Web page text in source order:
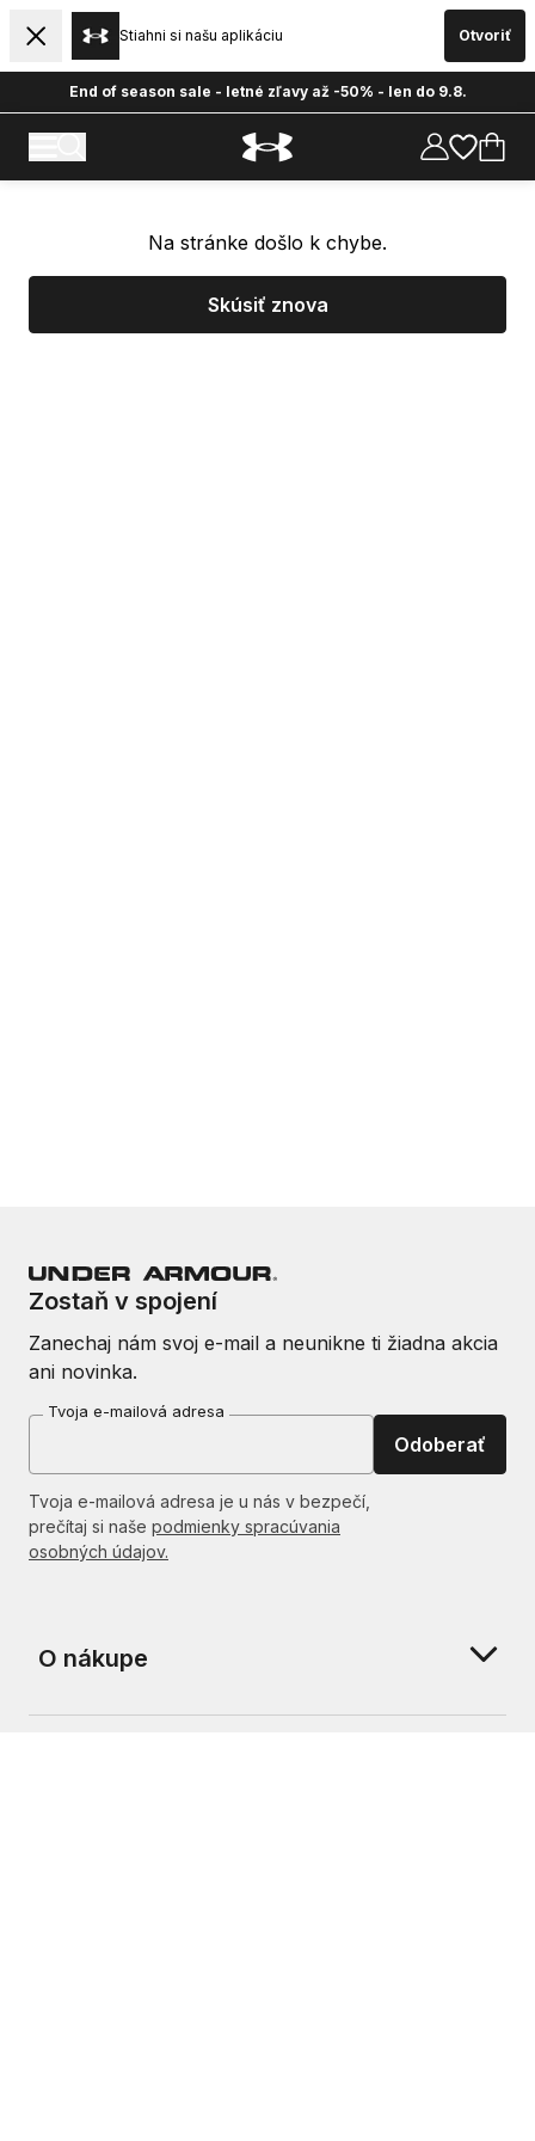
Stiahni si našu aplikáciu Otvoriť
End of season sale - letné zľavy až -50% - len do 9.8.
Na stránke došlo k chybe.
Skúsiť znova
Zostaň v spojení
Zanechaj nám svoj e-mail a neunikne ti žiadna akcia
ani novinka.
Tvoja e-mailová adresa
Odoberať
Tvoja e-mailová adresa je u nás v bezpečí,
prečítaj si naše podmienky spracúvania
osobných údajov.
O nákupe